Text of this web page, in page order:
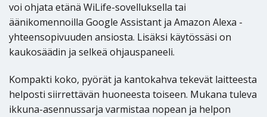
voi ohjata etänä WiLife-sovelluksella tai
äänikomennoilla Google Assistant ja Amazon Alexa -
yhteensopivuuden ansiosta. Lisäksi käytössäsi on
kaukosäädin ja selkeä ohjauspaneeli.
Kompakti koko, pyörät ja kantokahva tekevät laitteesta
helposti siirrettävän huoneesta toiseen. Mukana tuleva
ikkuna-asennussarja varmistaa nopean ja helpon